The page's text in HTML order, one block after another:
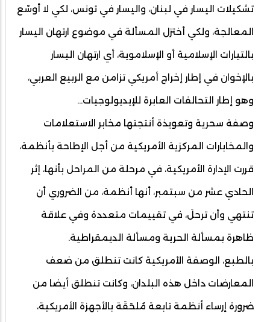
تشكيلات اليسار في لبنان، واليسار في تونس، لكي لا أوسّع
المعالجة، ولكي أختزل المسألة في موضوع ارتهان اليسار
بالتيارات الإسلامية أو الإسلاموية، أي ارتهان اليسار
بالإخوان في إطار إخراج أمريكي تزامن مع الربيع العربي،
وهو إطار التحالفات العابرة للإيديولوجيات...
وصفة سحرية وتعويذة أنتجتها مخابر الاستعلامات
والمخابارات المركزية الأمريكية من أجل الإطاحة بأنظمة،
قررت الإدارة الأمريكية، في مرحلة من المراحل بأنها، إثر
الحادي عشر من سبتمبر، أنها أنظمة، من الضروري أن
تنتهي وأن ترحلَ، في تقييمات متعددة وفي علاقة
ظاهرة بمسألة الحرية ومسألة الديمقراطية.
بالطبع، الوصفة الأمريكية كانت تنطلق من ضعف
المعارضات داخل هذه البلدان، وكانت تنطلق أيضا من
ضرورة إرساء أنظمة تابعة مُلحَقَة بالأجهزة الأمريكية،